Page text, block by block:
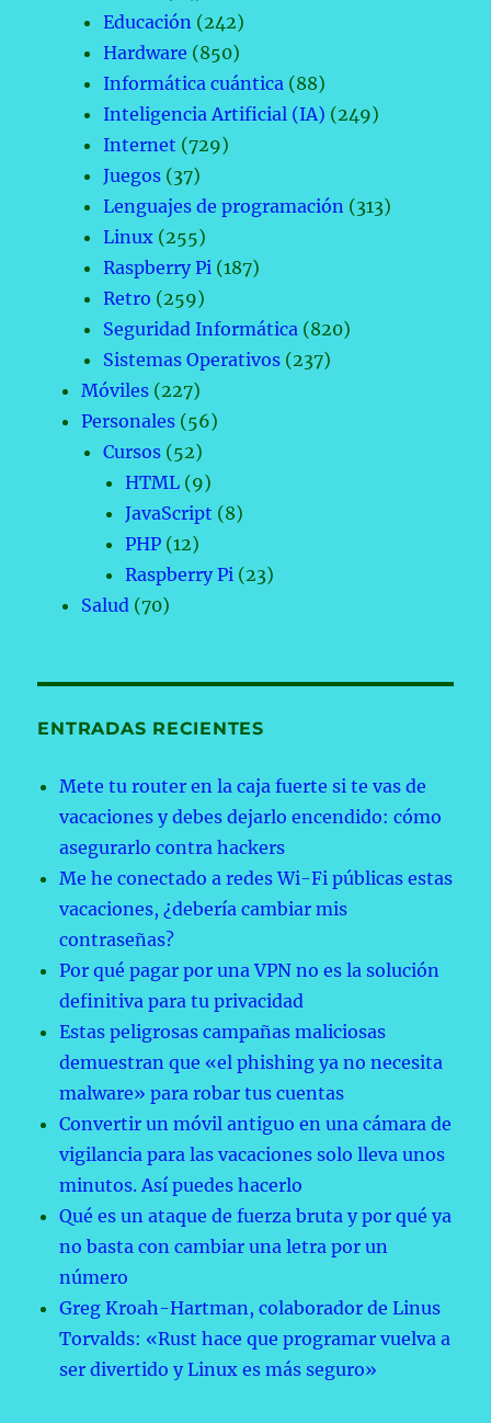
Educación (242)
Hardware (850)
Informática cuántica (88)
Inteligencia Artificial (IA) (249)
Internet (729)
Juegos (37)
Lenguajes de programación (313)
Linux (255)
Raspberry Pi (187)
Retro (259)
Seguridad Informática (820)
Sistemas Operativos (237)
Móviles (227)
Personales (56)
Cursos (52)
HTML (9)
JavaScript (8)
PHP (12)
Raspberry Pi (23)
Salud (70)
ENTRADAS RECIENTES
Mete tu router en la caja fuerte si te vas de
vacaciones y debes dejarlo encendido: cómo
asegurarlo contra hackers
Me he conectado a redes Wi-Fi públicas estas
vacaciones, ¿debería cambiar mis
contraseñas?
Por qué pagar por una VPN no es la solución
definitiva para tu privacidad
Estas peligrosas campañas maliciosas
demuestran que «el phishing ya no necesita
malware» para robar tus cuentas
Convertir un móvil antiguo en una cámara de
vigilancia para las vacaciones solo lleva unos
minutos. Así puedes hacerlo
Qué es un ataque de fuerza bruta y por qué ya
no basta con cambiar una letra por un
número
Greg Kroah-Hartman, colaborador de Linus
Torvalds: «Rust hace que programar vuelva a
ser divertido y Linux es más seguro»